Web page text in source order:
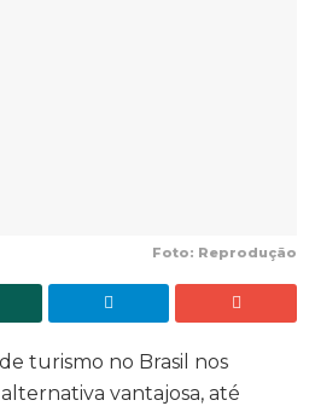
Foto: Reprodução
turismo no Brasil nos
vantajosa, até